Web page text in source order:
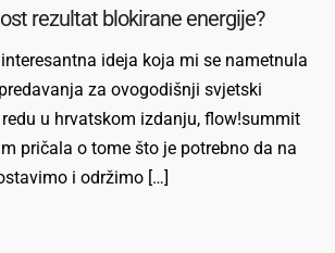
rezultat blokirane energije?
ideja koja mi se nametnula
za ovogodišnji svjetski
u hrvatskom izdanju, flow!summit
pričala o tome što je potrebno da na
i održimo […]